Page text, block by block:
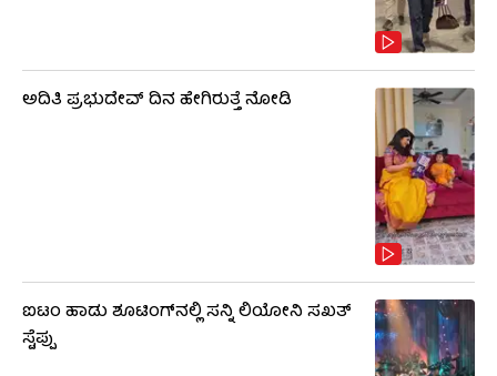
ಅದಿತಿ ಪ್ರಭುದೇವ್ ದಿನ ಹೇಗಿರುತ್ತೆ ನೋಡಿ
ಐಟಂ ಹಾಡು ಶೂಟಿಂಗ್​​ನಲ್ಲಿ ಸನ್ನಿ ಲಿಯೋನಿ ಸಖತ್
ಸ್ಟೆಪ್ಪು